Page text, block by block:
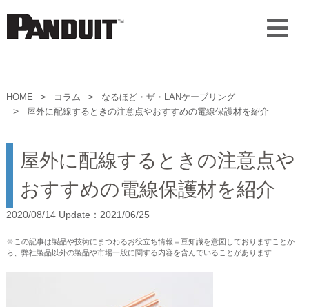
HOME コラム
なるほど・ザ・LANケーブリング
屋外に配線するときの注意点やおすすめの電線保護材を紹介
屋外に配線するときの注意点や
おすすめの電線保護材を紹介
2020/08/14 Update：2021/06/25
※この記事は製品や技術にまつわるお役立ち情報＝豆知識を意図しておりますことか
ら、弊社製品以外の製品や市場一般に関する内容を含んでいることがあります